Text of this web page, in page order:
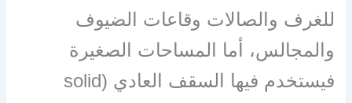
للغرف والصالات وقاعات الضيوف
والمجالس، أما المساحات الصغيرة
فيستخدم فيها السقف العادي (solid